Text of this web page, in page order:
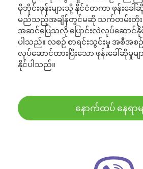
မိုဘိုင်းဖုန်းများသို့ နိုင်ငံတကာ ဖုန်းခေါ်ဆို
မည်သည့်အချိန်တွင်မဆို သက်တမ်းတိုး
အဆင်ပြေသလို ပြောင်းလဲလုပ်ဆောင်
ပါသည်။ လစဉ် စာရင်းသွင်းမှု အစီအ
လုပ်ဆောင်ထားပြီးသော ဖုန်းခေါ်ဆိုမှု
နိုင်ပါသည်။
နောက်ထပ် နေရာမ